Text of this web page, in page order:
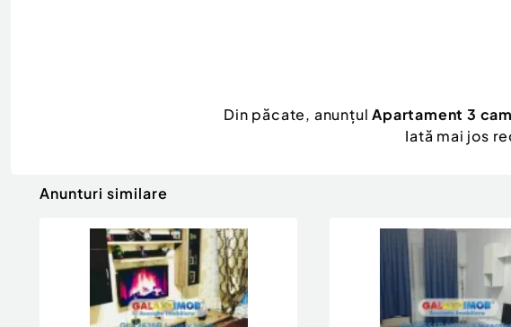
Din păcate, anunțulApartament 3
Iată mai jos
Anunturi similare